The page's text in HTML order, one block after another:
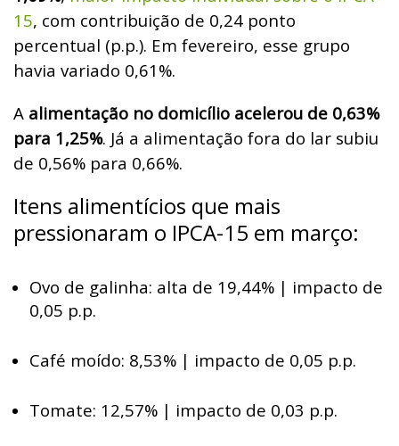
15, com contribuição de 0,24 ponto
percentual (p.p.). Em fevereiro, esse grupo
havia variado 0,61%.
A alimentação no domicílio acelerou de 0,63%
para 1,25%. Já a alimentação fora do lar subiu
de 0,56% para 0,66%.
Itens alimentícios que mais
pressionaram o IPCA-15 em março:
Ovo de galinha: alta de 19,44% | impacto de
0,05 p.p.
Café moído: 8,53% | impacto de 0,05 p.p.
Tomate: 12,57% | impacto de 0,03 p.p.